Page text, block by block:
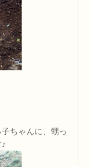
ちゃんに、甥っ